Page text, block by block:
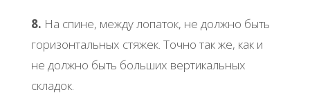
8. На спине, между лопаток, не должно быть
горизонтальных стяжек. Точно так же, как и
не должно быть больших вертикальных
складок.